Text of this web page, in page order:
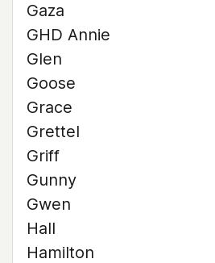
Gaza
GHD Annie
Glen
Goose
Grace
Grettel
Griff
Gunny
Gwen
Hall
Hamilton